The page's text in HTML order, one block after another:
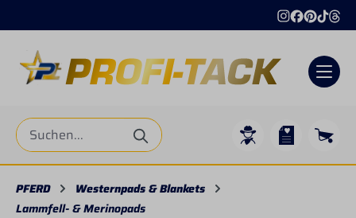
PFERD
Westernpads & Blankets
Lammfell- & Merinopads